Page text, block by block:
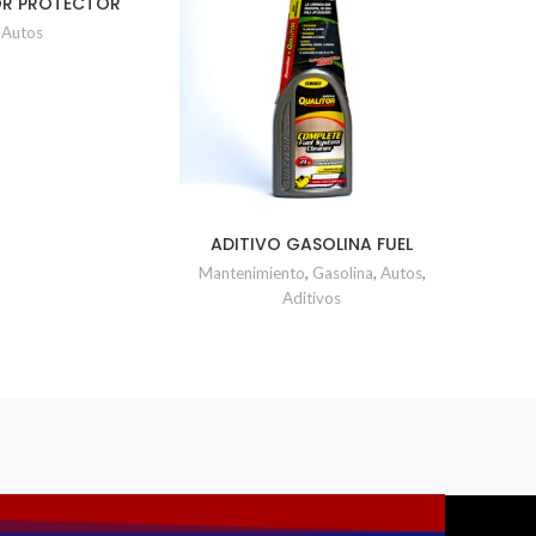
SIMONZ
Autos
ADITIVO GASOLINA FUEL
SISTEM CLEANER 473ml
Mantenimiento, Gasolina, Autos,
Aditivos